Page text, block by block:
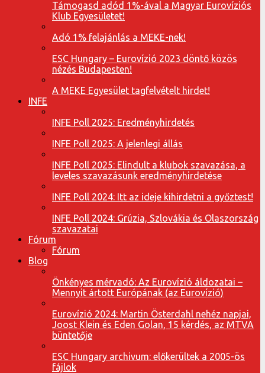
Támogasd adód 1%-ával a Magyar Eurovíziós
Klub Egyesületet!
Adó 1% felajánlás a MEKE-nek!
ESC Hungary – Eurovízió 2023 döntő közös
nézés Budapesten!
A MEKE Egyesület tagfelvételt hirdet!
INFE
INFE Poll 2025: Eredményhirdetés
INFE Poll 2025: A jelenlegi állás
INFE Poll 2025: Elindult a klubok szavazása, a
leveles szavazásunk eredményhirdetése
INFE Poll 2024: Itt az ideje kihirdetni a győztest!
INFE Poll 2024: Grúzia, Szlovákia és Olaszország
szavazatai
Fórum
Fórum
Blog
Önkényes mérvadó: Az Eurovízió áldozatai –
Mennyit ártott Európának (az Eurovízió)
Eurovízió 2024: Martin Österdahl nehéz napjai,
Joost Klein és Eden Golan, 15 kérdés, az MTVA
büntetője
ESC Hungary archivum: előkerültek a 2005-ös
fájlok